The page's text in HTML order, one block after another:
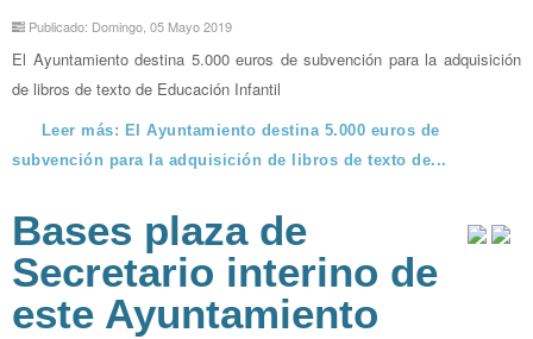
Publicado: Domingo, 05 Mayo 2019
El Ayuntamiento destina 5.000 euros de subvención para la adquisición
de libros de texto de Educación Infantil
Leer más: El Ayuntamiento destina 5.000 euros de
subvención para la adquisición de libros de texto de...
Bases plaza de
Secretario interino de
este Ayuntamiento